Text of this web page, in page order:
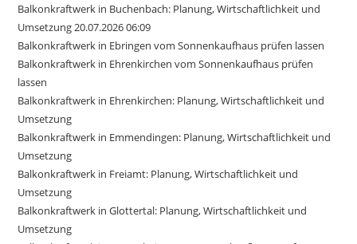
Balkonkraftwerk in Buchenbach: Planung, Wirtschaftlichkeit und
Umsetzung 20.07.2026 06:09
Balkonkraftwerk in Ebringen vom Sonnenkaufhaus prüfen lassen
Balkonkraftwerk in Ehrenkirchen vom Sonnenkaufhaus prüfen
lassen
Balkonkraftwerk in Ehrenkirchen: Planung, Wirtschaftlichkeit und
Umsetzung
Balkonkraftwerk in Emmendingen: Planung, Wirtschaftlichkeit und
Umsetzung
Balkonkraftwerk in Freiamt: Planung, Wirtschaftlichkeit und
Umsetzung
Balkonkraftwerk in Glottertal: Planung, Wirtschaftlichkeit und
Umsetzung